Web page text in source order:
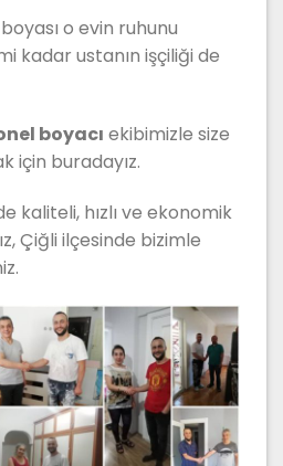
o evin ruhunu
kadar ustanın işçiliği de
boyacı ekibimizle size
için buradayız.
kaliteli, hızlı ve ekonomik
Çiğli ilçesinde bizimle